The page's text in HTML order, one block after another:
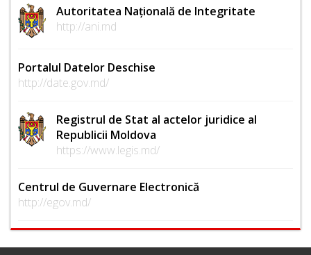
Autoritatea Națională de Integritate
http://ani.md
Portalul Datelor Deschise
http://date.gov.md/
Registrul de Stat al actelor juridice al
Republicii Moldova
https://www.legis.md/
Centrul de Guvernare Electronică
http://egov.md/